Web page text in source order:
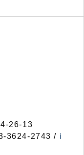
26-13
3624-2743 / i